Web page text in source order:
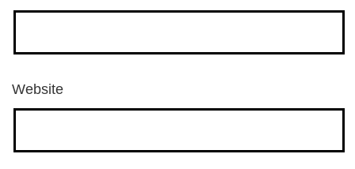
Website